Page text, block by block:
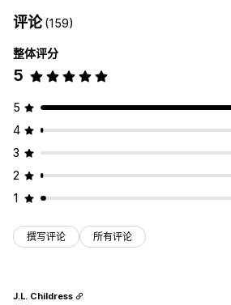
评论(159)
整体评分
5
5
4
3
2
1
撰写评论 所有评论
J.L. Childress